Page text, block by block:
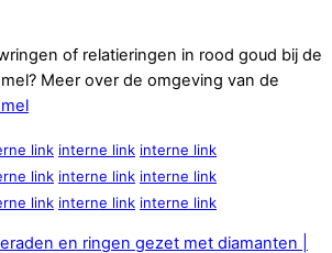
of relatieringen in rood goud bij de
Meer over de omgeving van de
link interne link interne link
link interne link interne link
link interne link interne link